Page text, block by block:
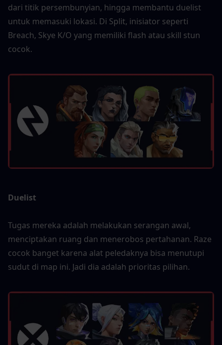
dari titik persembunyian, hingga membantu duelist
untuk memasuki lokasi. Di Split, inisiator seperti
Breach, Skye K/O yang memiliki flash atau skill stun
cocok.
Duelist
Tugas mereka adalah melakukan serangan awal,
menciptakan ruang dan menerobos pertahanan. Raze
cocok banget karena alat peledaknya bisa menutupi
sudut di map ini. Jadi dia adalah prioritas pilihan.